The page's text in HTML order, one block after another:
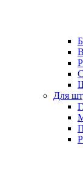
Для